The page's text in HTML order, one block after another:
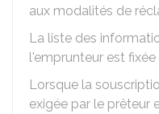
aux modalités de
La liste des
l'emprunteur est
Lorsque la
exigée par le prêteur